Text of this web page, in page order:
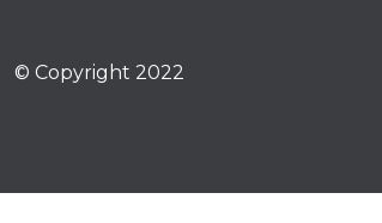
© Copyright 2022